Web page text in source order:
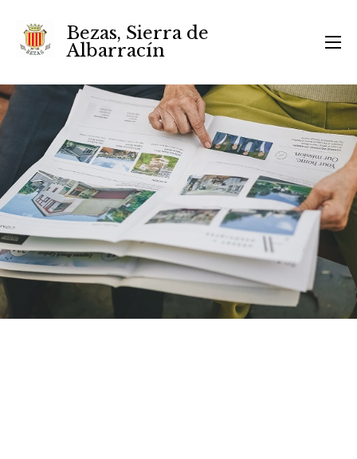
Bezas, Sierra de
Albarracín